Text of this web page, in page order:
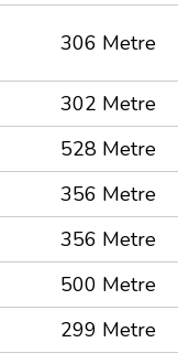
306 Metre
302 Metre
528 Metre
356 Metre
356 Metre
500 Metre
299 Metre